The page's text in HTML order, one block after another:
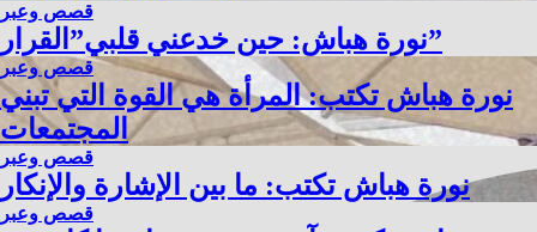
قصص وعبر
نورة هباش: حين خدعني قلبي”القرار”
قصص وعبر
نورة هباش تكتب: المرأة هي القوة التي تبني
المجتمعات
قصص وعبر
نورة هباش تكتب: ما بين الإشارة والإنكار
قصص وعبر